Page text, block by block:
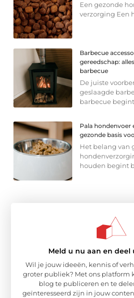
Een gezonde
verzorging Een
Barbecue
gereedschap:
barbecue
De juiste
geslaagde
barbecue
Pala
gezonde basis
Het belang van
houden begint
Meld u nu aan en deel
Wil je jouw ideeën, kennis of
groter publiek? Met ons platform
blog te publiceren en te
geïnteresseerd zijn in jouw